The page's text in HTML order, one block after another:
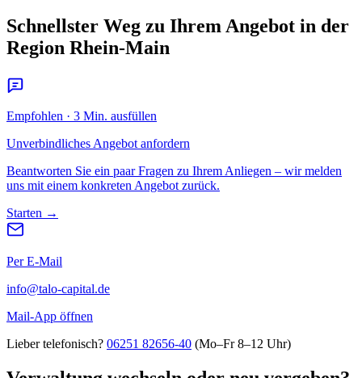
Schnellster Weg zu Ihrem Angebot in der
Region Rhein-Main
Empfohlen · 3 Min. ausfüllen
Unverbindliches Angebot anfordern
Beantworten Sie ein paar Fragen zu Ihrem Anliegen – wir melden
uns mit einem konkreten Angebot zurück.
Starten →
Per E-Mail
info@talo-capital.de
Mail-App öffnen
Lieber telefonisch? 06251 82656-40 (Mo–Fr 8–12 Uhr)